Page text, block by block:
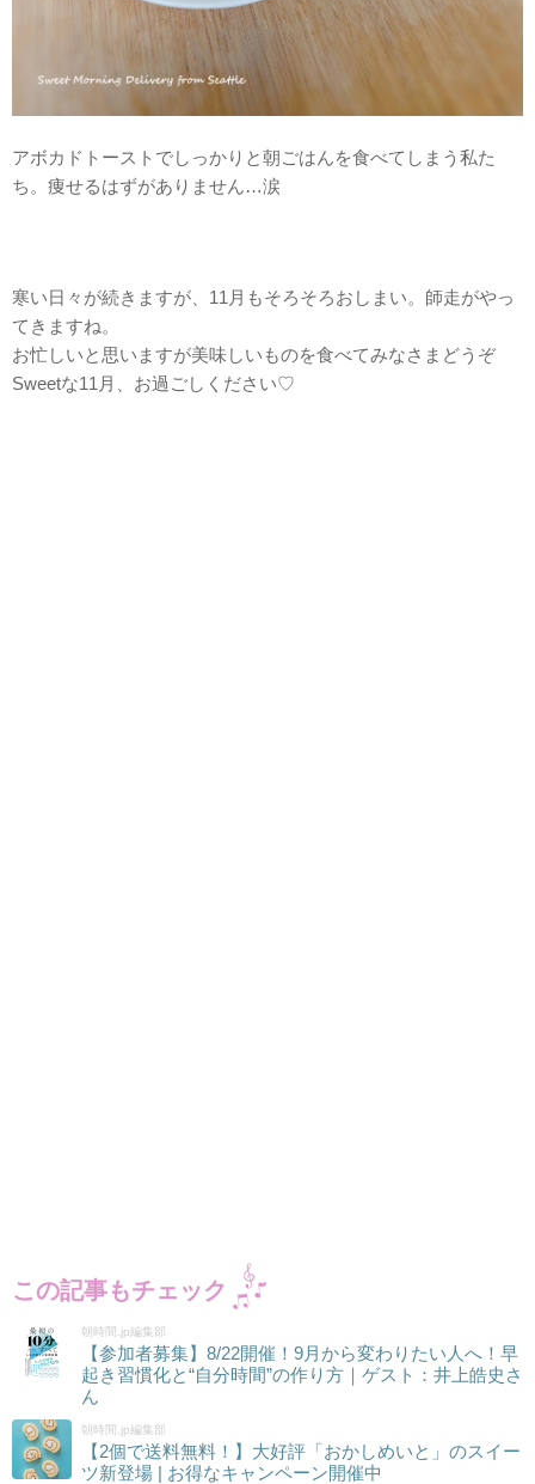
アボカドトーストでしっかりと朝ごはんを食べてしまう私た
ち。痩せるはずがありません…涙
寒い日々が続きますが、11月もそろそろおしまい。師走がやっ
てきますね。
お忙しいと思いますが美味しいものを食べてみなさまどうぞ
Sweetな11月、お過ごしください♡
この記事もチェック
朝時間.jp編集部
【参加者募集】8/22開催！9月から変わりたい人へ！早
起き習慣化と“自分時間”の作り方｜ゲスト：井上皓史さ
ん
朝時間.jp編集部
【2個で送料無料！】大好評「おかしめいと」のスイー
ツ新登場 | お得なキャンペーン開催中